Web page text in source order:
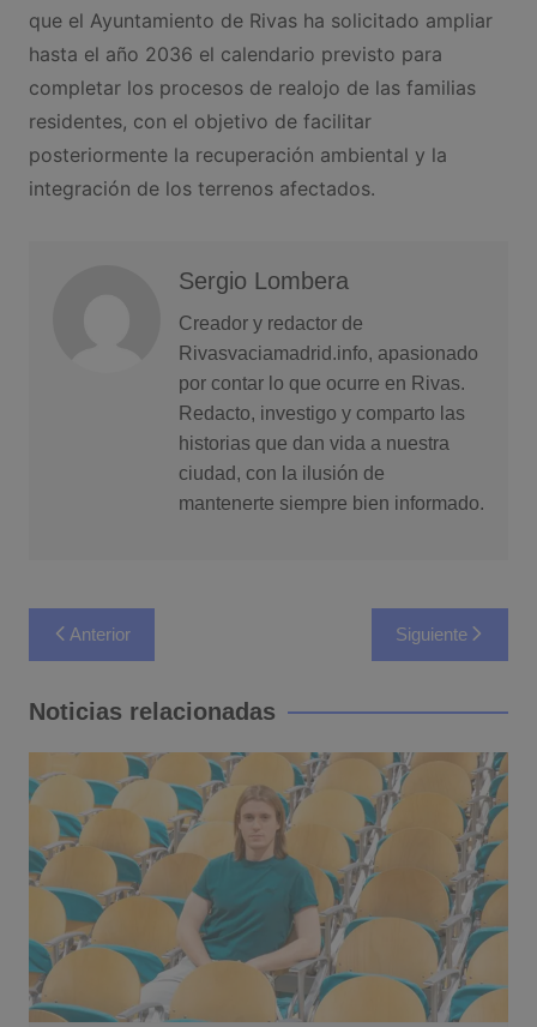
que el Ayuntamiento de Rivas ha solicitado ampliar
hasta el año 2036 el calendario previsto para
completar los procesos de realojo de las familias
residentes, con el objetivo de facilitar
posteriormente la recuperación ambiental y la
integración de los terrenos afectados.
Sergio Lombera
Creador y redactor de
Rivasvaciamadrid.info, apasionado
por contar lo que ocurre en Rivas.
Redacto, investigo y comparto las
historias que dan vida a nuestra
ciudad, con la ilusión de
mantenerte siempre bien informado.
Navegación
de
entradas
Anterior Siguiente
Noticias relacionadas